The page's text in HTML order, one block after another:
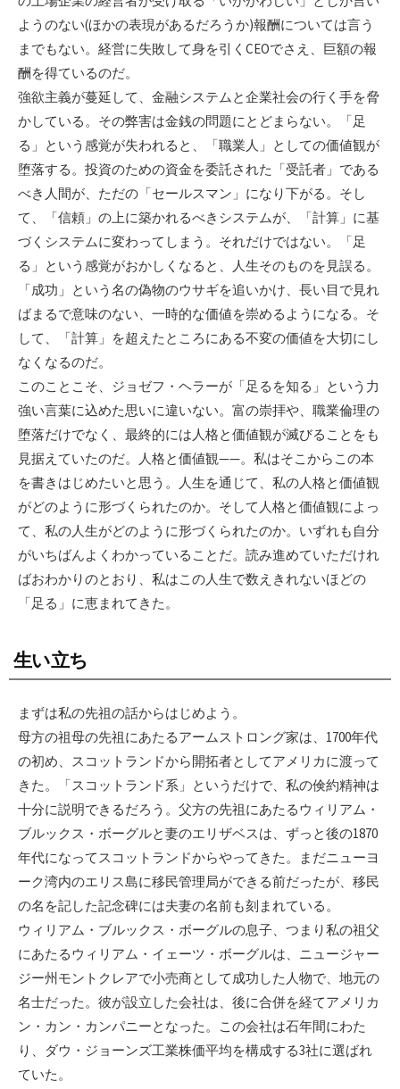
ようのない(ほかの表現があるだろうか)報酬については言う
までもない。経営に失敗して身を引くCEOでさえ、巨額の報
酬を得ているのだ。
強欲主義が蔓延して、金融システムと企業社会の行く手を脅
かしている。その弊害は金銭の問題にとどまらない。「足
る」という感覚が失われると、「職業人」としての価値観が
堕落する。投資のための資金を委託された「受託者」である
べき人間が、ただの「セールスマン」になり下がる。そし
て、「信頼」の上に築かれるべきシステムが、「計算」に基
づくシステムに変わってしまう。それだけではない。「足
る」という感覚がおかしくなると、人生そのものを見誤る。
「成功」という名の偽物のウサギを追いかけ、長い目で見れ
ばまるで意味のない、一時的な価値を崇めるようになる。そ
して、「計算」を超えたところにある不変の価値を大切にし
なくなるのだ。
このことこそ、ジョゼフ・ヘラーが「足るを知る」という力
強い言葉に込めた思いに違いない。富の崇拝や、職業倫理の
堕落だけでなく、最終的には人格と価値観が滅びることをも
見据えていたのだ。人格と価値観——。私はそこからこの本
を書きはじめたいと思う。人生を通じて、私の人格と価値観
がどのように形づくられたのか。そして人格と価値観によっ
て、私の人生がどのように形づくられたのか。いずれも自分
がいちばんよくわかっていることだ。読み進めていただけれ
ばおわかりのとおり、私はこの人生で数えきれないほどの
「足る」に恵まれてきた。
生い立ち
まずは私の先祖の話からはじめよう。
母方の祖母の先祖にあたるアームストロング家は、1700年代
の初め、スコットランドから開拓者としてアメリカに渡って
きた。「スコットランド系」というだけで、私の倹約精神は
十分に説明できるだろう。父方の先祖にあたるウィリアム・
ブルックス・ボーグルと妻のエリザベスは、ずっと後の1870
年代になってスコットランドからやってきた。まだニューヨ
ーク湾内のエリス島に移民管理局ができる前だったが、移民
の名を記した記念碑には夫妻の名前も刻まれている。
ウィリアム・ブルックス・ボーグルの息子、つまり私の祖父
にあたるウィリアム・イェーツ・ボーグルは、ニュージャー
ジー州モントクレアで小売商として成功した人物で、地元の
名士だった。彼が設立した会社は、後に合併を経てアメリカ
ン・カン・カンパニーとなった。この会社は石年間にわた
り、ダウ・ジョーンズ工業株価平均を構成する3社に選ばれ
ていた。